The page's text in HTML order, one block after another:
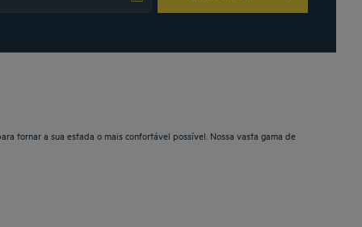
tornar a sua estada o mais confortável possível. Nossa vasta gama de